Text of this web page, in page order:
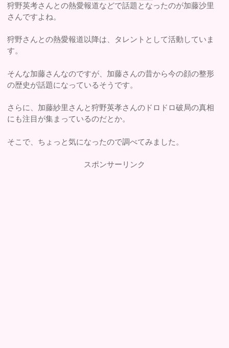
狩野英考さんとの熱愛報道などで話題となったのが加藤沙里
さんですよね。
狩野さんとの熱愛報道以降は、タレントとして活動していま
す。
そんな加藤さんなのですが、加藤さんの昔から今の顔の整形
の歴史が話題になっているそうです。
さらに、加藤紗里さんと狩野英孝さんのドロドロ破局の真相
にも注目が集まっているのだとか。
そこで、ちょっと気になったので調べてみました。
スポンサーリンク